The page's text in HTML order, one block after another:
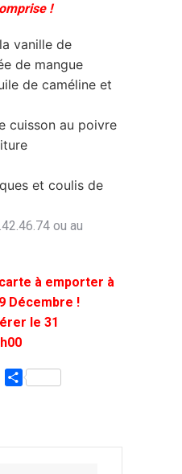
!
vanille de
de mangue
de caméline et
cuisson au poivre
et coulis de
ou au
à emporter à
Décembre !
le 31
CopyPartager